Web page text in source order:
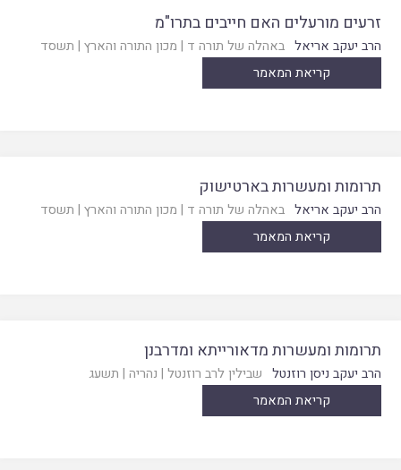
זרעים מורעלים האם חייבים בתרו"מ
הרב יעקב אריאל באהלה של תורה ד | מכון התורה והארץ | תשסד
קריאת המאמר
תרומות ומעשרות בארטישוק
הרב יעקב אריאל באהלה של תורה ד | מכון התורה והארץ | תשסד
קריאת המאמר
תרומות ומעשרות מדאורייתא ומדרבנן
הרב יעקב ניסן רוזנטל שבילין לרב רוזנטל | נהריה | תשעג
קריאת המאמר